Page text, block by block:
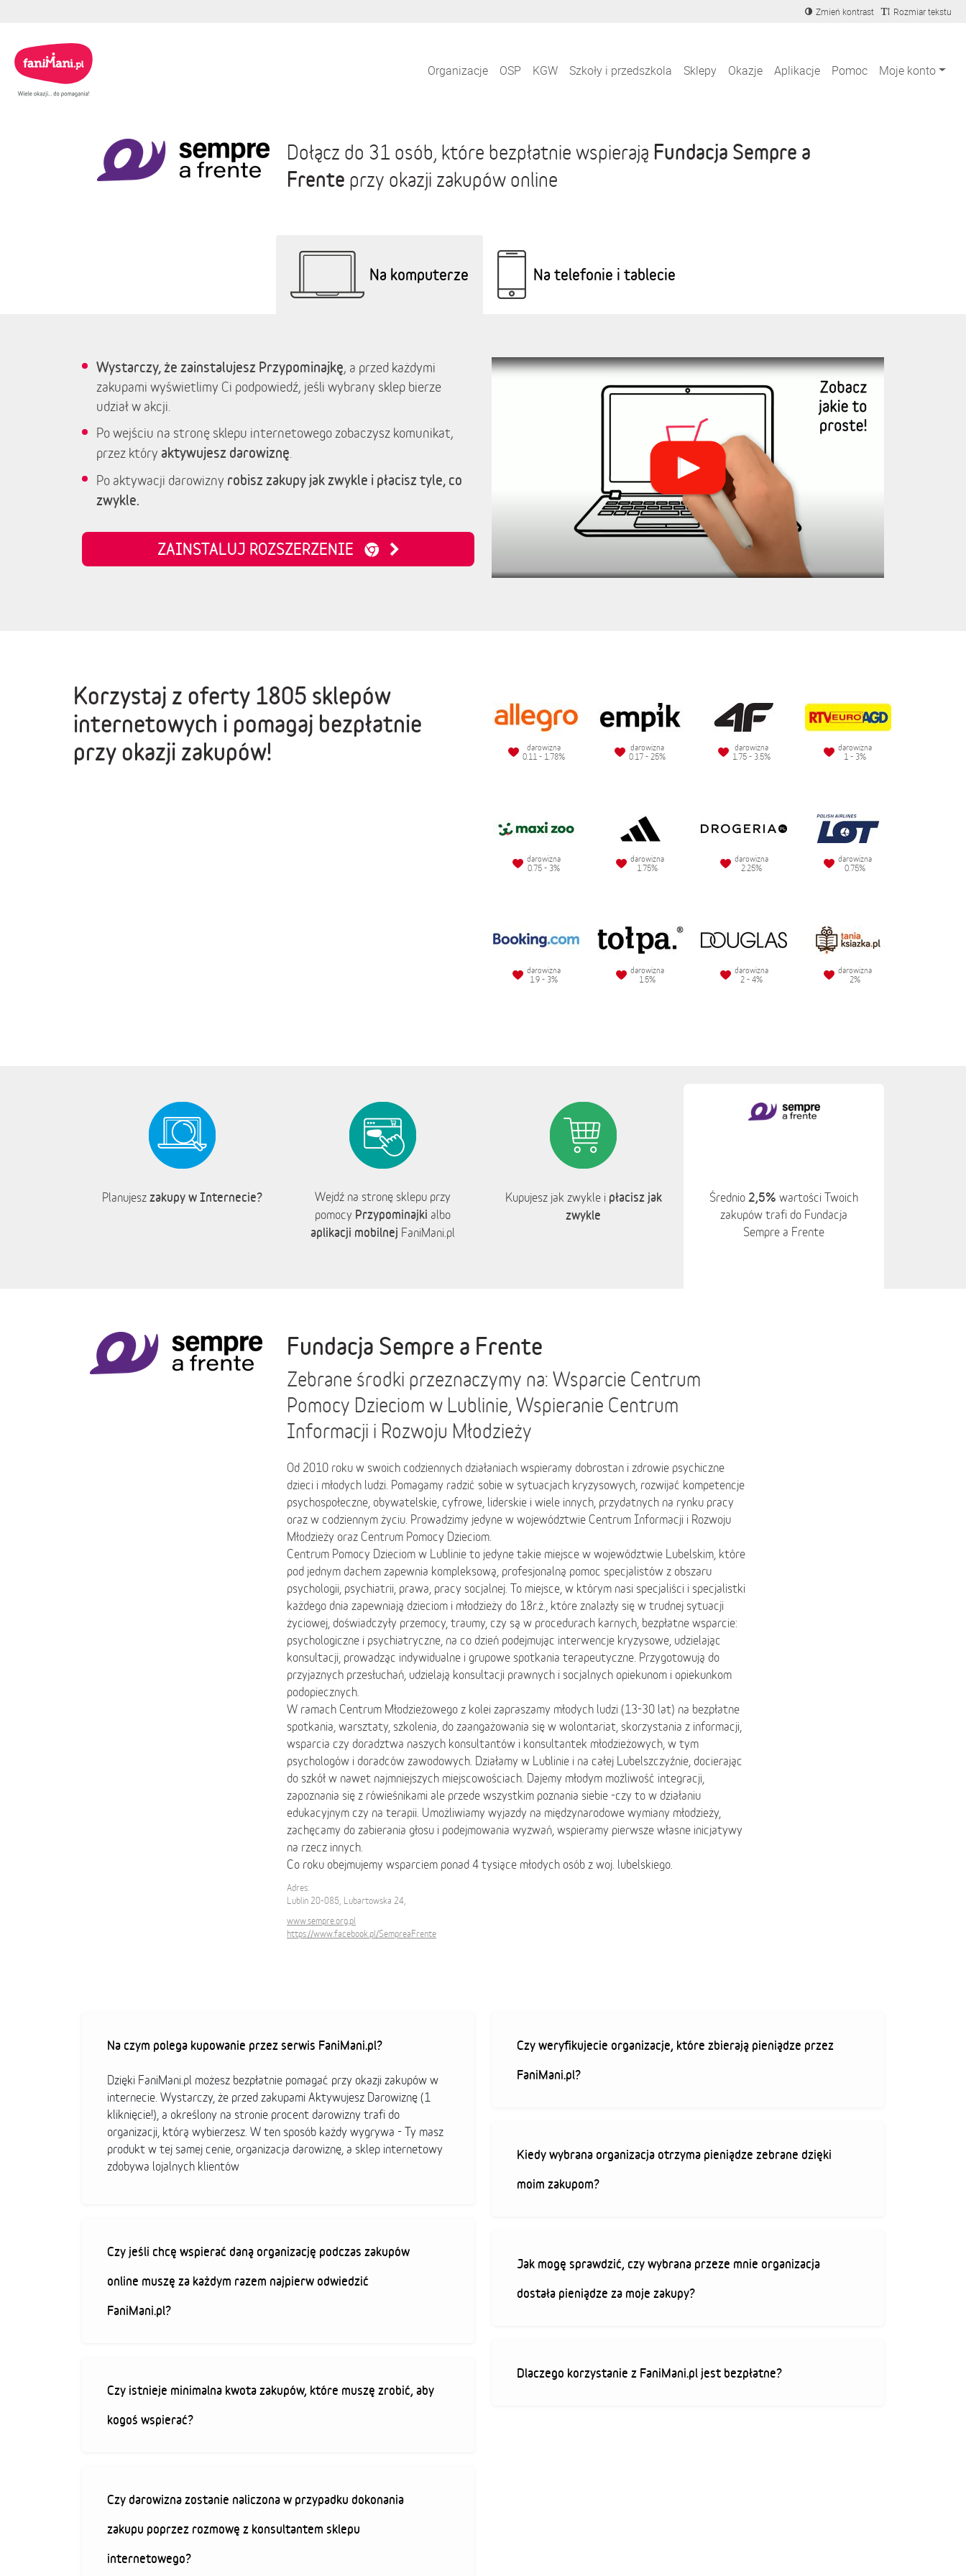
Zmień kontrast Rozmiar tekstu
Organizacje OSP KGW Szkoły i przedszkola Sklepy Okazje Aplikacje Pomoc Moje konto
Dołącz do 31 osób, które bezpłatnie wspierają Fundacja Sempre a
Frente przy okazji zakupów online
Na komputerze Na telefonie i tablecie
Wystarczy, że zainstalujesz Przypominajkę, a przed każdymi
zakupami wyświetlimy Ci podpowiedź, jeśli wybrany sklep bierze
udział w akcji.
Po wejściu na stronę sklepu internetowego zobaczysz komunikat,
przez który aktywujesz darowiznę
Po aktywacji darowizny robisz zakupy jak zwykle i płacisz tyle, co
zwykle.
ZAINSTALUJ ROZSZERZENIE
Korzystaj z oferty 1805 sklepów
internetowych i pomagaj bezpłatnie
przy okazji zakupów!
darowizna
0.11 - 1.78%
darowizna
0.17 - 25%
darowizna
1.75 - 3.5%
darowizna
1 - 3%
darowizna
0.75 - 3%
darowizna
1.75%
darowizna
2.25%
darowizna
0.75%
darowizna
1.9 - 3%
darowizna
1.5%
darowizna
2 - 4%
darowizna
2%
Planujesz zakupy w Internecie?
Wejdź na stronę sklepu przy
pomocy Przypominajki albo
aplikacji mobilnej FaniMani.pl
Kupujesz jak zwykle i płacisz jak
zwykle
Średnio 2,5% wartości Twoich
zakupów trafi do Fundacja
Sempre a Frente
Fundacja Sempre a Frente
Zebrane środki przeznaczymy na: Wsparcie Centrum
Pomocy Dzieciom w Lublinie, Wspieranie Centrum
Informacji i Rozwoju Młodzieży
Od 2010 roku w swoich codziennych działaniach wspieramy dobrostan i zdrowie psychiczne
dzieci i młodych ludzi. Pomagamy radzić sobie w sytuacjach kryzysowych, rozwijać kompetencje
psychospołeczne, obywatelskie, cyfrowe, liderskie i wiele innych, przydatnych na rynku pracy
oraz w codziennym życiu. Prowadzimy jedyne w województwie Centrum Informacji i Rozwoju
Młodzieży oraz Centrum Pomocy Dzieciom.
Centrum Pomocy Dzieciom w Lublinie to jedyne takie miejsce w województwie Lubelskim, które
pod jednym dachem zapewnia kompleksową, profesjonalną pomoc specjalistów z obszaru
psychologii, psychiatrii, prawa, pracy socjalnej. To miejsce, w którym nasi specjaliści i specjalistki
każdego dnia zapewniają dzieciom i młodzieży do 18r.ż., które znalazły się w trudnej sytuacji
życiowej, doświadczyły przemocy, traumy, czy są w procedurach karnych, bezpłatne wsparcie:
psychologiczne i psychiatryczne, na co dzień podejmując interwencje kryzysowe, udzielając
konsultacji, prowadząc indywidualne i grupowe spotkania terapeutyczne. Przygotowują do
przyjaznych przesłuchań, udzielają konsultacji prawnych i socjalnych opiekunom i opiekunkom
podopiecznych.
W ramach Centrum Młodzieżowego z kolei zapraszamy młodych ludzi (13-30 lat) na bezpłatne
spotkania, warsztaty, szkolenia, do zaangażowania się w wolontariat, skorzystania z informacji,
wsparcia czy doradztwa naszych konsultantów i konsultantek młodzieżowych, w tym
psychologów i doradców zawodowych. Działamy w Lublinie i na całej Lubelszczyźnie, docierając
do szkół w nawet najmniejszych miejscowościach. Dajemy młodym możliwość integracji,
zapoznania się z rówieśnikami ale przede wszystkim poznania siebie -czy to w działaniu
edukacyjnym czy na terapii. Umożliwiamy wyjazdy na międzynarodowe wymiany młodzieży,
zachęcamy do zabierania głosu i podejmowania wyzwań, wspieramy pierwsze własne inicjatywy
na rzecz innych.
Co roku obejmujemy wsparciem ponad 4 tysiące młodych osób z woj. lubelskiego.
Adres:
Lublin 20-085, Lubartowska 24,
www.sempre.org.pl
https://www.facebook.pl/SempreaFrente
Na czym polega kupowanie przez serwis FaniMani.pl?
Dzięki FaniMani.pl możesz bezpłatnie pomagać przy okazji zakupów w
internecie. Wystarczy, że przed zakupami Aktywujesz Darowiznę (1
kliknięcie!), a określony na stronie procent darowizny trafi do
organizacji, którą wybierzesz. W ten sposób każdy wygrywa - Ty masz
produkt w tej samej cenie, organizacja darowiznę, a sklep internetowy
zdobywa lojalnych klientów
Czy jeśli chcę wspierać daną organizację podczas zakupów
online muszę za każdym razem najpierw odwiedzić
FaniMani.pl?
Czy istnieje minimalna kwota zakupów, które muszę zrobić, aby
kogoś wspierać?
Czy darowizna zostanie naliczona w przypadku dokonania
zakupu poprzez rozmowę z konsultantem sklepu
internetowego?
Czy weryfikujecie organizacje, które zbierają pieniądze przez
FaniMani.pl?
Kiedy wybrana organizacja otrzyma pieniądze zebrane dzięki
moim zakupom?
Jak mogę sprawdzić, czy wybrana przeze mnie organizacja
dostała pieniądze za moje zakupy?
Dlaczego korzystanie z FaniMani.pl jest bezpłatne?